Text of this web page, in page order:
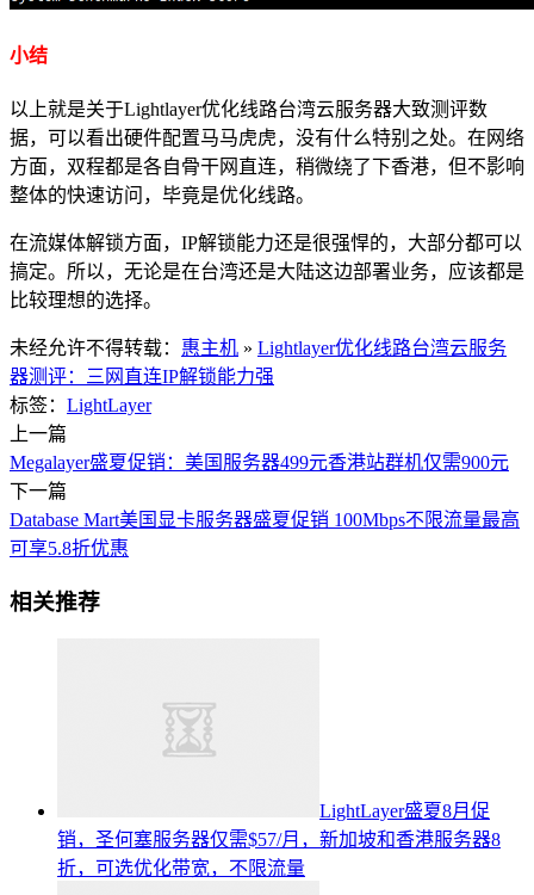
小结
以上就是关于Lightlayer优化线路台湾云服务器大致测评数
据，可以看出硬件配置马马虎虎，没有什么特别之处。在网络
方面，双程都是各自骨干网直连，稍微绕了下香港，但不影响
整体的快速访问，毕竟是优化线路。
在流媒体解锁方面，IP解锁能力还是很强悍的，大部分都可以
搞定。所以，无论是在台湾还是大陆这边部署业务，应该都是
比较理想的选择。
未经允许不得转载： 惠主机 » Lightlayer优化线路台湾云服务
器测评：三网直连IP解锁能力强
标签： LightLayer
上一篇
Megalayer盛夏促销：美国服务器499元香港站群机仅需900元
下一篇
Database Mart美国显卡服务器盛夏促销 100Mbps不限流量最高
可享5.8折优惠
相关推荐
LightLayer盛夏8月促
销，圣何塞服务器仅需$57/月，新加坡和香港服务器8
折，可选优化带宽，不限流量